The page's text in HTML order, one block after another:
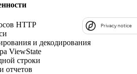
HTTP
и декодирования
ViewState
строки
отчетов
Privacy notice